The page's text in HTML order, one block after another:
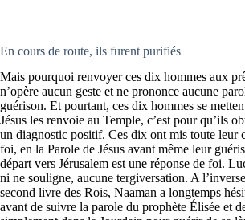
En cours de route, ils furent purifiés
Mais pourquoi renvoyer ces dix hommes aux
n’opère aucun geste et ne prononce aucune
guérison. Et pourtant, ces dix hommes se
Jésus les renvoie au Temple, c’est pour qu’ils
un diagnostic positif. Ces dix ont mis toute leur
foi, en la Parole de Jésus avant même leur
départ vers Jérusalem est une réponse de foi.
ni ne souligne, aucune tergiversation. A
second livre des Rois, Naaman a longtemps
avant de suivre la parole du prophète Élisée et